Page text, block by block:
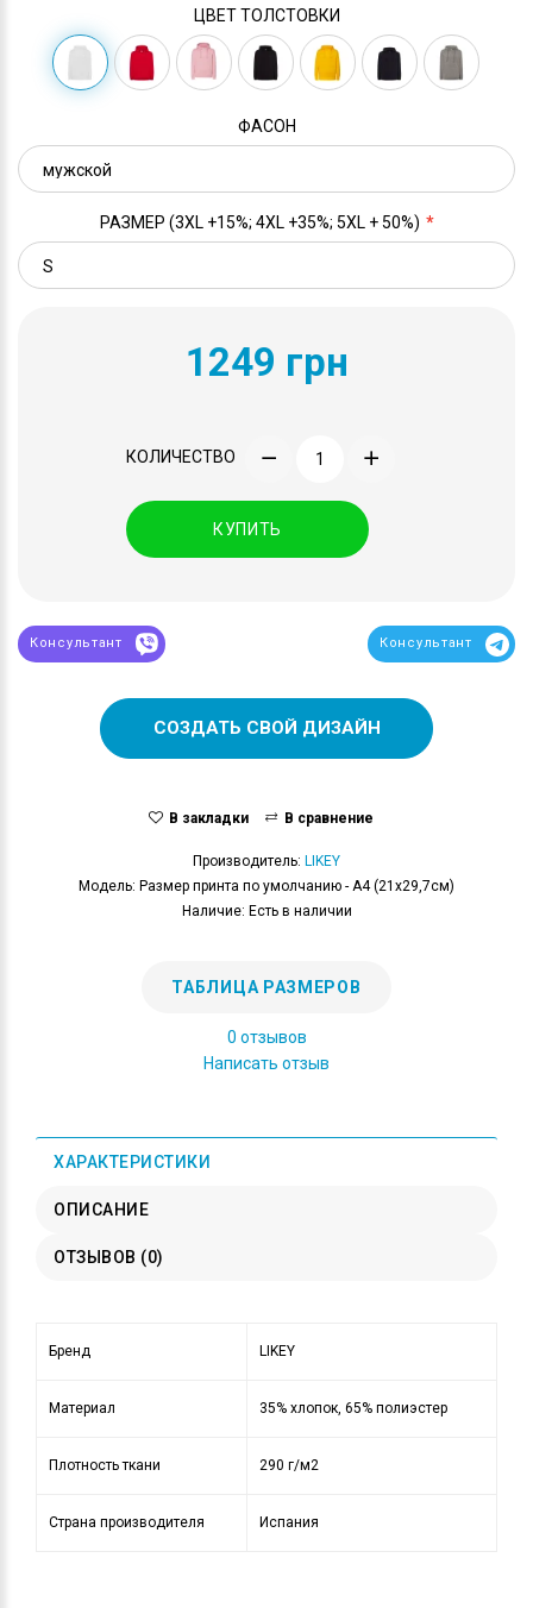
ЦВЕТ ТОЛСТОВКИ
ФАСОН
РАЗМЕР (3XL +15%; 4XL +35%; 5XL + 50%)
1249 грн
КОЛИЧЕСТВО
КУПИТЬ
Консультант Консультант
СОЗДАТЬ СВОЙ ДИЗАЙН
В закладки В сравнение
Производитель: LIKEY
Модель: Размер принта по умолчанию - А4 (21x29,7см)
Наличие: Есть в наличии
ТАБЛИЦА РАЗМЕРОВ
0 отзывов
Написать отзыв
ХАРАКТЕРИСТИКИ
ОПИСАНИЕ
ОТЗЫВОВ (0)
Бренд LIKEY
Материал 35% хлопок, 65% полиэстер
Плотность ткани 290 г/м2
Страна производителя Испания